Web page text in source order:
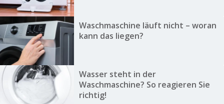
Waschmaschine läuft nicht – woran
kann das liegen?
Wasser steht in der
Waschmaschine? So reagieren Sie
richtig!